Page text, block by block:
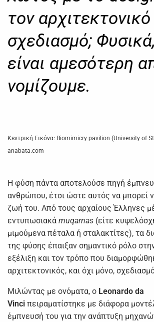
τον αρχιτεκτονικό
σχεδιασμό;
είναι αμεσότερη
νομίζουμε.
Κεντρική Εικόνα: Biomimicry pavilion (University of
anabata.com
Η φύση πάντα αποτελούσε πηγή
ανθρώπου, έτσι ώστε αυτός να μπορεί
ζωή του. Από τους αρχαίους Έλληνες
εντυπωσιακά muqarnas (είτε
μιμούμενα πέταλα ή σταλακτίτες), τα
της φύσης έπαιξαν σημαντικό ρόλο
εξέλιξη και τον τρόπο που
αρχιτεκτονικός, και όχι μόνο,
Μιλώντας με ονόματα, ο Leonardo da
Vinci πειραματίστηκε με διάφορα
έμπνευσή του για την ανάπτυξη